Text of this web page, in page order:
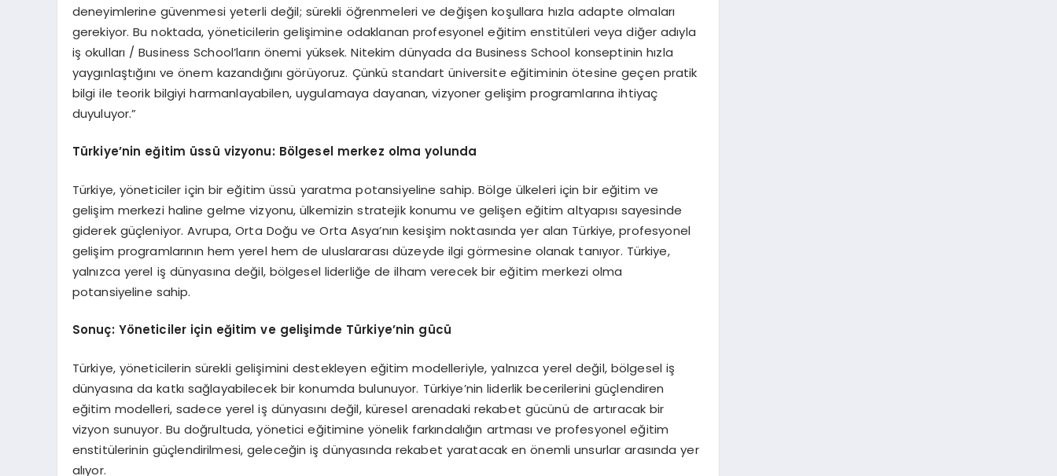
deneyimlerine güvenmesi yeterli değil; sürekli öğrenmeleri ve değişen koşullara hızla adapte olmaları
gerekiyor. Bu noktada, yöneticilerin gelişimine odaklanan profesyonel eğitim enstitüleri veya diğer adıyla
iş okulları / Business School’ların önemi yüksek. Nitekim dünyada da Business School konseptinin hızla
yaygınlaştığını ve önem kazandığını görüyoruz. Çünkü standart üniversite eğitiminin ötesine geçen pratik
bilgi ile teorik bilgiyi harmanlayabilen, uygulamaya dayanan, vizyoner gelişim programlarına ihtiyaç
duyuluyor.”
Türkiye’nin eğitim üssü vizyonu: Bölgesel merkez olma yolunda
Türkiye, yöneticiler için bir eğitim üssü yaratma potansiyeline sahip. Bölge ülkeleri için bir eğitim ve
gelişim merkezi haline gelme vizyonu, ülkemizin stratejik konumu ve gelişen eğitim altyapısı sayesinde
giderek güçleniyor. Avrupa, Orta Doğu ve Orta Asya’nın kesişim noktasında yer alan Türkiye, profesyonel
gelişim programlarının hem yerel hem de uluslararası düzeyde ilgi görmesine olanak tanıyor. Türkiye,
yalnızca yerel iş dünyasına değil, bölgesel liderliğe de ilham verecek bir eğitim merkezi olma
potansiyeline sahip.
Sonuç: Yöneticiler için eğitim ve gelişimde Türkiye’nin gücü
Türkiye, yöneticilerin sürekli gelişimini destekleyen eğitim modelleriyle, yalnızca yerel değil, bölgesel iş
dünyasına da katkı sağlayabilecek bir konumda bulunuyor. Türkiye’nin liderlik becerilerini güçlendiren
eğitim modelleri, sadece yerel iş dünyasını değil, küresel arenadaki rekabet gücünü de artıracak bir
vizyon sunuyor. Bu doğrultuda, yönetici eğitimine yönelik farkındalığın artması ve profesyonel eğitim
enstitülerinin güçlendirilmesi, geleceğin iş dünyasında rekabet yaratacak en önemli unsurlar arasında yer
alıyor.